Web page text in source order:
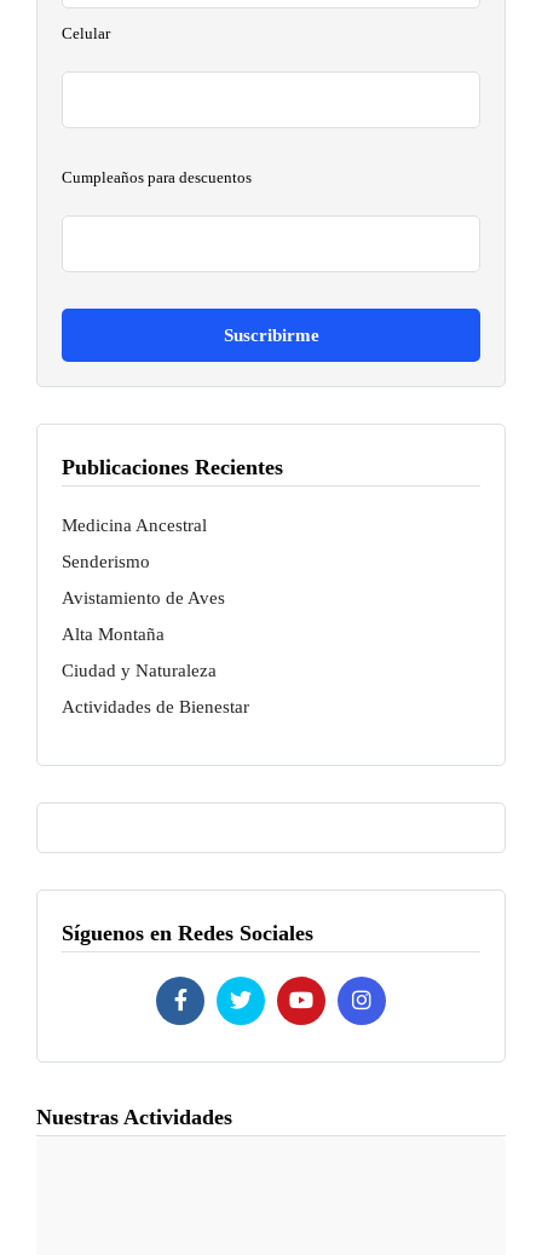
Celular
Cumpleaños para descuentos
Publicaciones Recientes
Medicina Ancestral
Senderismo
Avistamiento de Aves
Alta Montaña
Ciudad y Naturaleza
Actividades de Bienestar
Síguenos en Redes Sociales
Nuestras Actividades